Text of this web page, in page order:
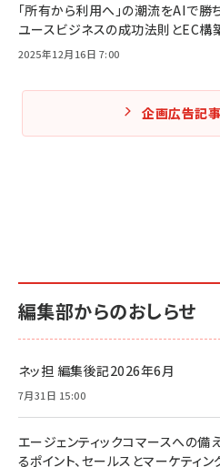
「所有から利用へ」の潮流をAIで勝
ユースビジネスの成功法則とEC構
2025年12月16日 7:00
企画広告記
編集部からのおしらせ
ネッ担 編集後記2026年6月
7月31日 15:00
エージェンティックコマースへの備
るポイント、セールスとマーケティ